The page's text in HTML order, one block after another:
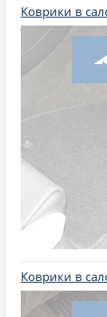
Коврики в
Коврики в